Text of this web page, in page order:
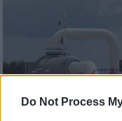
Do Not Process